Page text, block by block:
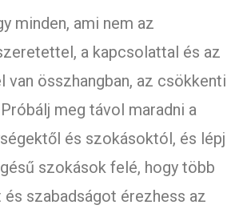
minden, ami nem az
a kapcsolattal és az
van összhangban, az csökkenti
meg távol maradni a
és szokásoktól, és lépj
szokások felé, hogy több
szabadságot érezhess az